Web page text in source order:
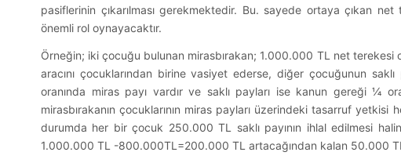
pasiflerinin çıkarılması gerekmektedir. Bu. sayede ortaya çıkan
önemli rol oynayacaktır.
Örneğin; iki çocuğu bulunan mirasbırakan; 1.000.000 TL net
aracını çocuklarından birine vasiyet ederse, diğer çocuğunun
oranında miras payı vardır ve saklı payları ise kanun gereği ¼
mirasbırakanın çocuklarının miras payları üzerindeki tasarruf
durumda her bir çocuk 250.000 TL saklı payının ihlal edilmesi
1.000.000 TL -800.000TL=200.000 TL artacağından kalan 50.000